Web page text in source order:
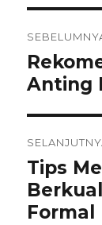
pos
Pos
sebelumnya:
Anting
Pos
berikutnya:
Tips
Formal